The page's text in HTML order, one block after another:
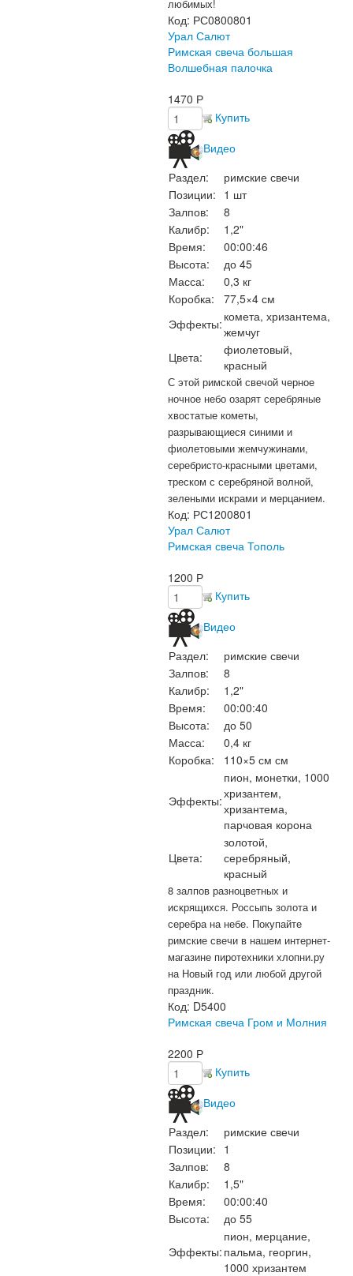
любимых!
Код: РС0800801
Урал Салют
Римская свеча большая
Волшебная палочка
1470 Р
Купить
Видео
Раздел:
римские свечи
Позиции: 1 шт
Залпов:
8
Калибр:
1,2"
Время:
00:00:46
Высота:
до 45
Масса:
0,3 кг
Коробка:
77,5×4 см
Эффекты: комета, хризантема,
жемчуг
Цвета:
фиолетовый,
красный
С этой римской свечой черное
ночное небо озарят серебряные
хвостатые кометы,
разрывающиеся синими и
фиолетовыми жемчужинами,
серебристо-красными цветами,
треском с серебряной волной,
зелеными искрами и мерцанием.
Код: РС1200801
Урал Салют
Римская свеча Тополь
1200 Р
Купить
Видео
Раздел:
римские свечи
Залпов:
8
Калибр:
1,2"
Время:
00:00:40
Высота:
до 50
Масса:
0,4 кг
Коробка:
110×5 см см
Эффекты:
пион, монетки, 1000
хризантем,
хризантема,
парчовая корона
Цвета:
золотой,
серебряный,
красный
8 залпов разноцветных и
искрящихся. Россыпь золота и
серебра на небе. Покупайте
римские свечи в нашем интернет-
магазине пиротехники хлопни.ру
на Новый год или любой другой
праздник.
Код: D5400
Римская свеча Гром и Молния
2200 Р
Купить
Видео
Раздел:
римские свечи
Позиции: 1
Залпов:
8
Калибр:
1,5"
Время:
00:00:40
Высота:
до 55
Эффекты:
пион, мерцание,
пальма, георгин,
1000 хризантем